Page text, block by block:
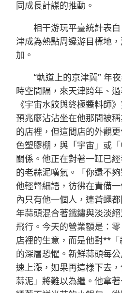
同成長計謀的推動。
相干游玩平臺統計表
津成為熱點周邊游目標地
加。
“軌道上的京津冀” 年
時空間隔，來天津跨年、
《宇宙水餃與終極醬料師
預兆廖沾沾坐在他那間被稱
的店裡，但這間店的外觀
色塑膠棚，與「宇宙」或
關係。他正在對著一缸已
的老蒜泥嘆氣。「你還不夠
他輕聲細語，彷彿在責備
內只有他一個人，連蒼蠅
年蒜頭混合著鐵鏽與淡淡
飛行。今天的營業額是：
店裡的生意，而是他對**
的深層恐懼。新鮮蒜頭每
速上漲，如果再這樣下去
蒜泥」將難以為繼。他拿